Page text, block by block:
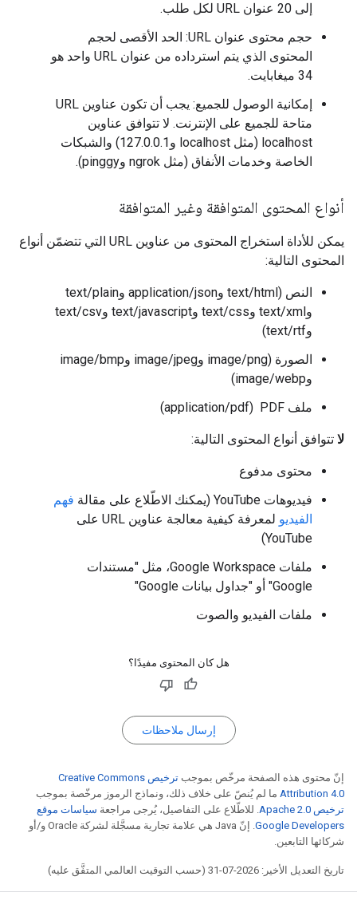
إلى 20 عنوان URL لكل طلب.
حجم محتوى عنوان URL: الحد الأقصى لحجم
المحتوى الذي يتم استرداده من عنوان URL واحد هو
34 ميغابايت.
إمكانية الوصول للجميع: يجب أن تكون عناوين URL
متاحة للجميع على الإنترنت. لا تتوافق عناوين
localhost (مثل localhost و127.0.0.1) والشبكات
الخاصة وخدمات الأنفاق (مثل ngrok وpinggy).
أنواع المحتوى المتوافقة وغير المتوافقة
يمكن للأداة استخراج المحتوى من عناوين URL التي تتضمّن أنواع
المحتوى التالية:
النص (text/html وapplication/json وtext/plain
وtext/xml وtext/css وtext/javascript وtext/csv
وtext/rtf)
الصورة (image/png وimage/jpeg وimage/bmp
وimage/webp)
ملف PDF ‏ (application/pdf)
لا تتوافق أنواع المحتوى التالية:
محتوى مدفوع
فيديوهات YouTube (يمكنك الاطّلاع على مقالة
فهم
الفيديو
لمعرفة كيفية معالجة عناوين URL على
YouTube)
ملفات Google Workspace، مثل "مستندات
Google" أو "جداول بيانات Google"
ملفات الفيديو والصوت
هل كان المحتوى مفيدًا؟
إرسال ملاحظات
إنّ محتوى هذه الصفحة مرخّص بموجب
ترخيص Creative Commons
Attribution 4.0‏ ما لم يُنصّ على خلاف ذلك، ونماذج الرموز مرخّصة بموجب
ترخيص Apache 2.0‏
. للاطّلاع على التفاصيل، يُرجى مراجعة سياسات موقع
Google Developers‏
. إنّ Java هي علامة تجارية مسجَّلة لشركة Oracle و/أو
شركائها التابعين.
تاريخ التعديل الأخير: 2026-07-31 (حسب التوقيت العالمي المتفَّق عليه)